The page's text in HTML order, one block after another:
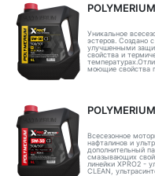
Уникальное
эстеров. Создано
улучшенными
свойства и
моющие свойства
Всесезонное
нафталинов и
дополнительный
смазывающих
линейки XPRO2 -
CLEAN,